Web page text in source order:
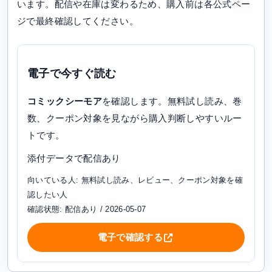
います。配信や在庫は変わるため、購入前は各公式ペー
ジで最終確認してください。
電子で今すぐ読む
コミックシーモアを確認します。無料試し読み、巻
数、クーポン対象を見ながら購入判断しやすいルー
トです。
添付データで配信あり
向いている人: 無料試し読み、レビュー、クーポン対象を確
認したい人
確認状態: 配信あり / 2026-05-07
電子で確認する